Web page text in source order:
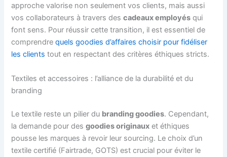
approche valorise non seulement vos clients, mais aussi
vos collaborateurs à travers descadeaux employés qui
font sens. Pour réussir cette transition, il est essentiel de
comprendrequels goodies d’affaires choisir pour fidéliser
les clients tout en respectant des critères éthiques stricts.
Textiles et accessoires : l’alliance de la durabilité et du
branding
Le textile reste un pilier du branding goodies. Cependant,
la demande pour desgoodies originaux et éthiques
pousse les marques à revoir leur sourcing. Le choix d’un
textile certifié (Fairtrade, GOTS) est crucial pour éviter le